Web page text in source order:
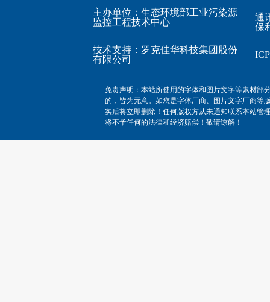
主办单位：生态环境部工业污染源
监控工程技术中心
技术支持： 罗克佳华科技集团股份
有限公司
通
保
免责声明：本站所使用的字体和图片文字等素材部
的，皆为无意。如您是字体厂商、图片文字厂商等
实后将立即删除！任何版权方从未通知联系本站管
将不予任何的法律和经济赔偿！敬请谅解！